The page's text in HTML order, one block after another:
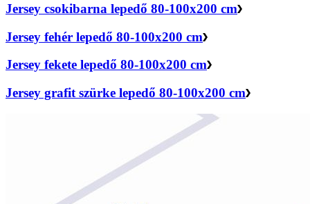
Jersey csokibarna lepedő 80-100x200 cm
Jersey fehér lepedő 80-100x200 cm
Jersey fekete lepedő 80-100x200 cm
Jersey grafit szürke lepedő 80-100x200 cm